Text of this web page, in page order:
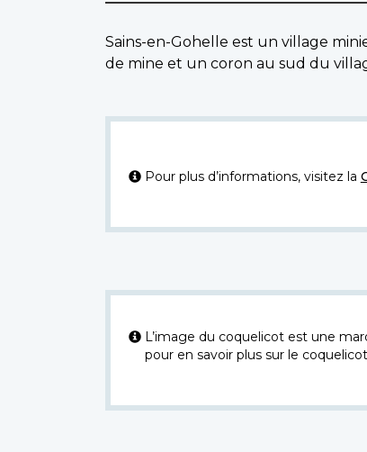
Sains-en-Gohelle est un village
de mine et un coron au sud du
Pour plus d’informations, visitez la
L’image du coquelicot est une
pour en savoir plus sur le